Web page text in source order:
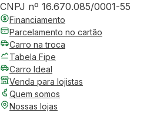
CNPJ nº 16.670.085/0001-55
Financiamento
Parcelamento no cartão
Carro na troca
Tabela Fipe
Carro Ideal
Venda para lojistas
Quem somos
Nossas lojas